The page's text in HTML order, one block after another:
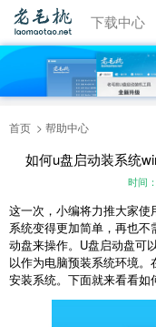
视频教程 下载中心
首页 帮助中心
如何u盘启动装系统
时间
这一次，小编将力推大家
系统变得更加简单，再也
动盘来操作。U盘启动盘可
以作为电脑预装系统环境
安装系统。下面就来看看如